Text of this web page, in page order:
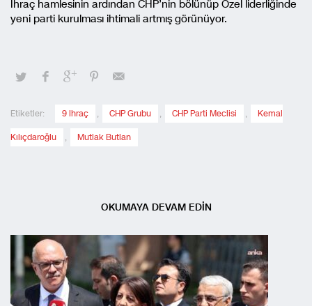
İhraç hamlesinin ardından CHP’nin bölünüp Özel liderliğinde
yeni parti kurulması ihtimali artmış görünüyor.
Etiketler: 9 Ihraç , CHP Grubu , CHP Parti Meclisi , Kemal
Kılıçdaroğlu , Mutlak Butlan
OKUMAYA DEVAM EDİN